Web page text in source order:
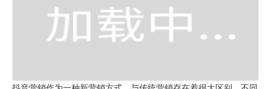
的营销方式有不同的模式。抖音营销有着不一样的营销模式，常见
的有4种模式，分别为购物模式、广告模式、明星秀和场景模式，
如图所示。 （1）购物模式 购物模式其实就是“...
查看更多